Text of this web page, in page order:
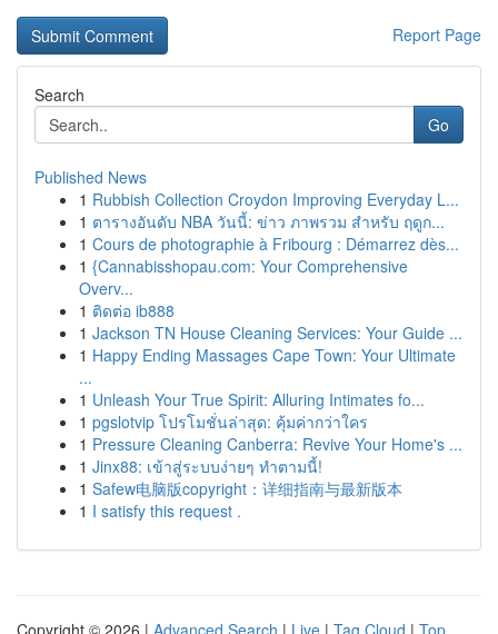
Report Page
Search
Go
Published News
1 Rubbish Collection Croydon Improving Everyday L...
1 ตารางอันดับ NBA วันนี้: ข่าว ภาพรวม สำหรับ ฤดูก...
1 Cours de photographie à Fribourg : Démarrez dès...
1 {Cannabisshopau.com: Your Comprehensive
Overv...
1 ติดต่อ ib888
1 Jackson TN House Cleaning Services: Your Guide ...
1 Happy Ending Massages Cape Town: Your Ultimate
...
1 Unleash Your True Spirit: Alluring Intimates fo...
1 pgslotvip โปรโมชั่นล่าสุด: คุ้มค่ากว่าใคร
1 Pressure Cleaning Canberra: Revive Your Home's ...
1 Jinx88: เข้าสู่ระบบง่ายๆ ทำตามนี้!
1 Safew电脑版copyright：详细指南与最新版本
1 I satisfy this request .
Copyright © 2026 | Advanced Search | Live | Tag Cloud | Top